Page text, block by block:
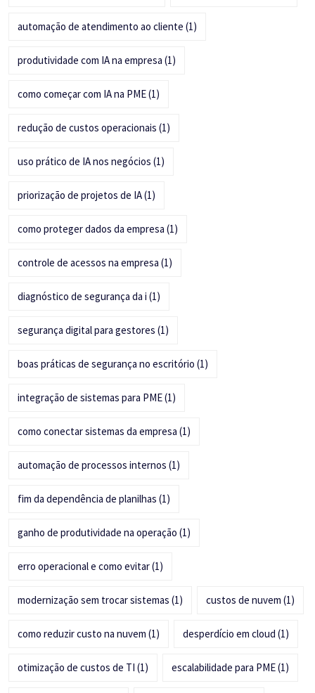
automação de atendimento ao cliente (1)
produtividade com IA na empresa (1)
como começar com IA na PME(1)
redução de custos operacionais (1)
uso prático de IA nos negócios (1)
priorização de projetos de IA(1)
como proteger dados da empresa (1)
controle de acessos na empresa (1)
diagnóstico de segurança da i (1)
segurança digital para gestores (1)
boas práticas de segurança no escritório (1)
integração de sistemas para PME(1)
como conectar sistemas da empresa (1)
automação de processos internos (1)
fim da dependência de planilhas (1)
ganho de produtividade na operação (1)
erro operacional e como evitar(1)
modernização sem trocar sistemas (1) custos de nuvem (1)
como reduzir custo na nuvem (1) desperdício em cloud (1)
otimização de custos de TI (1) escalabilidade para PME(1)